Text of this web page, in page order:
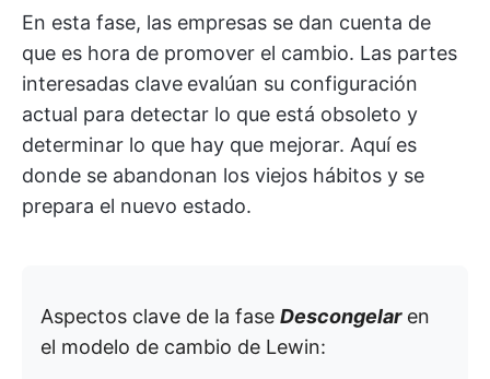
En esta fase, las empresas se dan cuenta de
que es hora de promover el cambio. Las partes
interesadas clave evalúan su configuración
actual para detectar lo que está obsoleto y
determinar lo que hay que mejorar. Aquí es
donde se abandonan los viejos hábitos y se
prepara el nuevo estado.
Aspectos clave de la fase Descongelaren
el modelo de cambio de Lewin: